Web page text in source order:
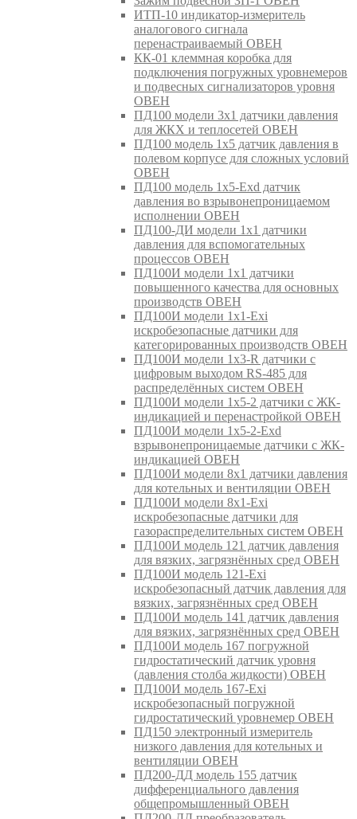
ИТП-10 индикатор-измеритель
аналогового сигнала
перенастраиваемый ОВЕН
КК-01 клеммная коробка для
подключения погружных уровнемеров
и подвесных сигнализаторов уровня
ОВЕН
ПД100 модели 3х1 датчики давления
для ЖКХ и теплосетей ОВЕН
ПД100 модель 1х5 датчик давления в
полевом корпусе для сложных условий
ОВЕН
ПД100 модель 1х5-Exd датчик
давления во взрывонепроницаемом
исполнении ОВЕН
ПД100-ДИ модели 1х1 датчики
давления для вспомогательных
процессов ОВЕН
ПД100И модели 1х1 датчики
повышенного качества для основных
производств ОВЕН
ПД100И модели 1х1-Exi
искробезопасные датчики для
категорированных производств ОВЕН
ПД100И модели 1х3-R датчики с
цифровым выходом RS-485 для
распределённых систем ОВЕН
ПД100И модели 1х5-2 датчики с ЖК-
индикацией и перенастройкой ОВЕН
ПД100И модели 1х5-2-Exd
взрывонепроницаемые датчики с ЖК-
индикацией ОВЕН
ПД100И модели 8х1 датчики давления
для котельных и вентиляции ОВЕН
ПД100И модели 8х1-Exi
искробезопасные датчики для
газораспределительных систем ОВЕН
ПД100И модель 121 датчик давления
для вязких, загрязнённых сред ОВЕН
ПД100И модель 121-Exi
искробезопасный датчик давления для
вязких, загрязнённых сред ОВЕН
ПД100И модель 141 датчик давления
для вязких, загрязнённых сред ОВЕН
ПД100И модель 167 погружной
гидростатический датчик уровня
(давления столба жидкости) ОВЕН
ПД100И модель 167-Exi
искробезопасный погружной
гидростатический уровнемер ОВЕН
ПД150 электронный измеритель
низкого давления для котельных и
вентиляции ОВЕН
ПД200-ДД модель 155 датчик
дифференциального давления
общепромышленный ОВЕН